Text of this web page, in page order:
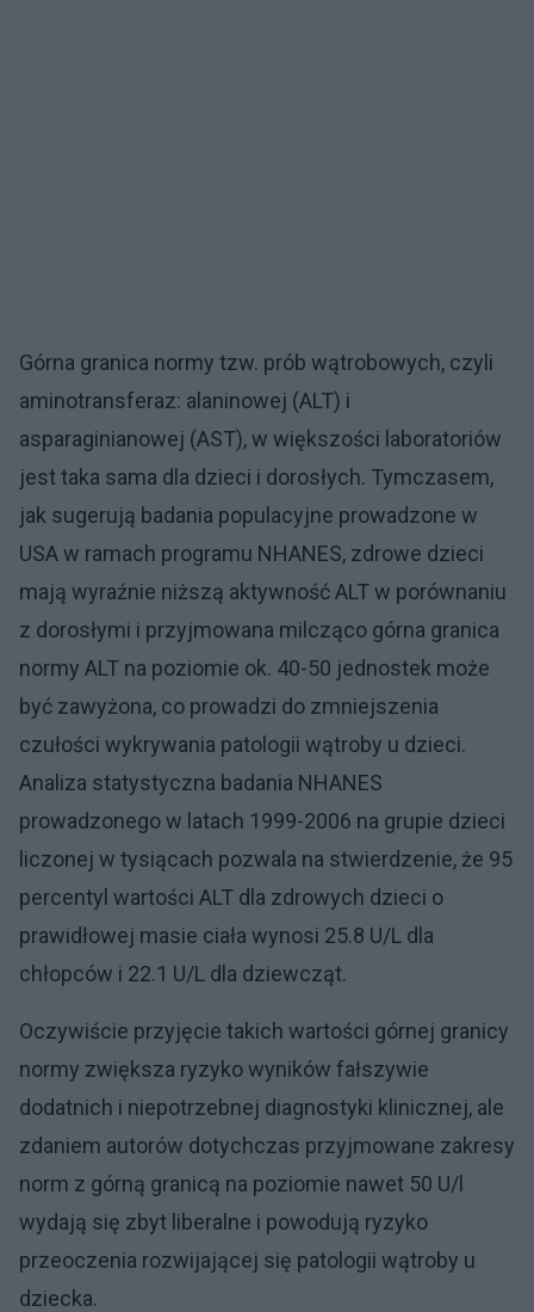
Górna granica normy tzw. prób wątrobowych, czyli
aminotransferaz: alaninowej (ALT) i
asparaginianowej (AST), w większości laboratoriów
jest taka sama dla dzieci i dorosłych. Tymczasem,
jak sugerują badania populacyjne prowadzone w
USA w ramach programu NHANES, zdrowe dzieci
mają wyraźnie niższą aktywność ALT w porównaniu
z dorosłymi i przyjmowana milcząco górna granica
normy ALT na poziomie ok. 40-50 jednostek może
być zawyżona, co prowadzi do zmniejszenia
czułości wykrywania patologii wątroby u dzieci.
Analiza statystyczna badania NHANES
prowadzonego w latach 1999-2006 na grupie dzieci
liczonej w tysiącach pozwala na stwierdzenie, że 95
percentyl wartości ALT dla zdrowych dzieci o
prawidłowej masie ciała wynosi 25.8 U/L dla
chłopców i 22.1 U/L dla dziewcząt.
Oczywiście przyjęcie takich wartości górnej granicy
normy zwiększa ryzyko wyników fałszywie
dodatnich i niepotrzebnej diagnostyki klinicznej, ale
zdaniem autorów dotychczas przyjmowane zakresy
norm z górną granicą na poziomie nawet 50 U/l
wydają się zbyt liberalne i powodują ryzyko
przeoczenia rozwijającej się patologii wątroby u
dziecka.